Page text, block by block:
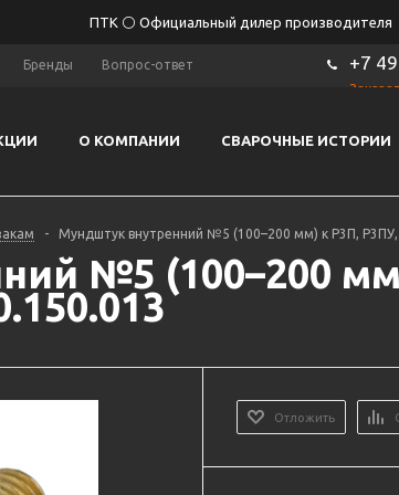
ПТК ⚪ Официальный дилер производителя
Бренды Вопрос-ответ +7
О КОМПАНИИ СВАРОЧНЫЕ ИСТОРИИ
- Мундштук внутренний №5 (100–200 мм) к Р3П,
№5 (100–200
Отложить